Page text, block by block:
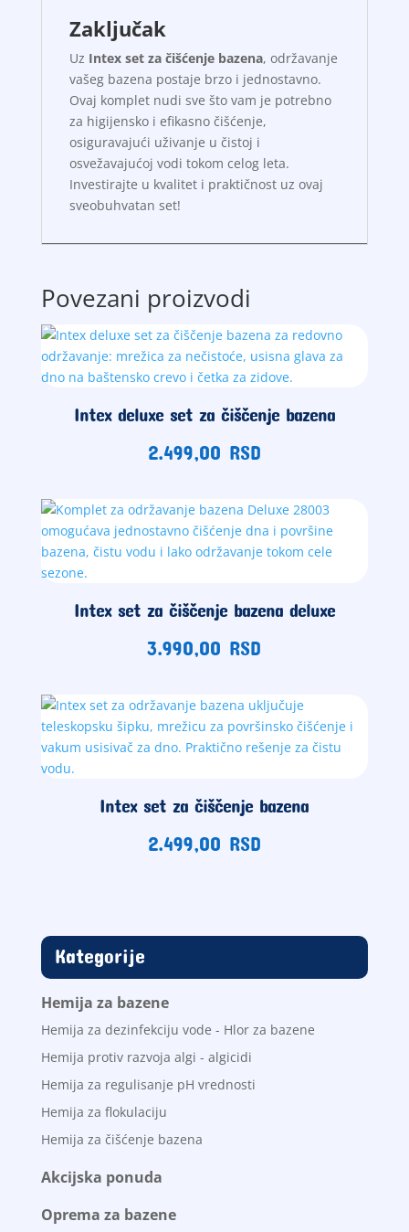
Zaključak
Uz Intex set za čišćenje bazena, održavanje
vašeg bazena postaje brzo i jednostavno.
Ovaj komplet nudi sve što vam je potrebno
za higijensko i efikasno čišćenje,
osiguravajući uživanje u čistoj i
osvežavajućoj vodi tokom celog leta.
Investirajte u kvalitet i praktičnost uz ovaj
sveobuhvatan set!
Povezani proizvodi
Intex deluxe set za čiščenje bazena
2.499,00 RSD
Intex set za čiščenje bazena deluxe
3.990,00 RSD
Intex set za čiščenje bazena
2.499,00 RSD
Kategorije
Hemija za bazene
Hemija za dezinfekciju vode - Hlor za bazene
Hemija protiv razvoja algi - algicidi
Hemija za regulisanje pH vrednosti
Hemija za flokulaciju
Hemija za čišćenje bazena
Akcijska ponuda
Oprema za bazene